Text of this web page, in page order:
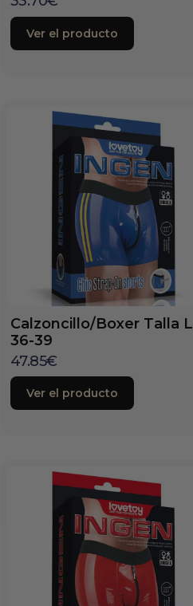
Ver el producto
Calzoncillo/Boxer Talla L
36-39
47.85€
Ver el producto